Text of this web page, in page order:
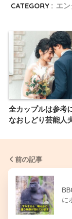
分かった瞬間ゾワゾ
CATEGORY : エ
全カップルは参考
なおしどり芸能人
前の記事
に